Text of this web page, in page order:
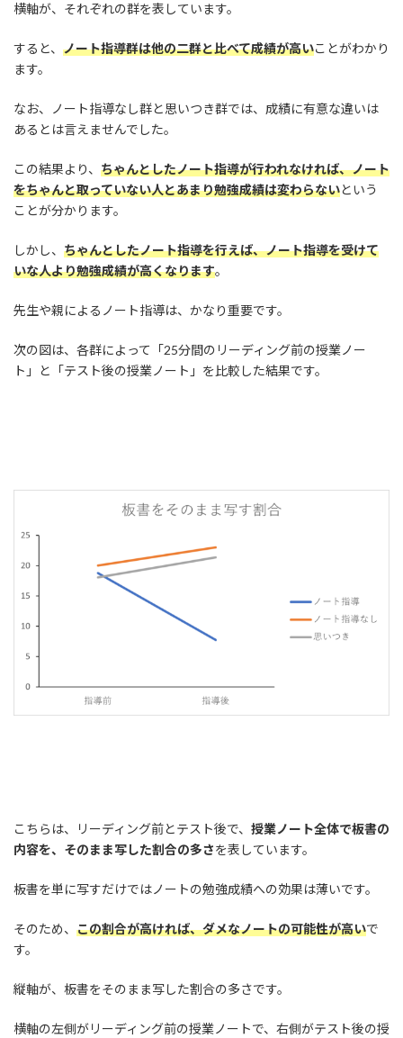
横軸が、それぞれの群を表しています。
すると、 ノート指導群は他の二群と比べて成績が高いことがわかり
ます。
なお、ノート指導なし群と思いつき群では、成績に有意な違いは
あるとは言えませんでした。
この結果より、 ちゃんとしたノート指導が行われなければ、ノート
をちゃんと取っていない人とあまり勉強成績は変わらないという
ことが分かります。
しかし、 ちゃんとしたノート指導を行えば、ノート指導を受けて
いな人より勉強成績が高くなります。
先生や親によるノート指導は、かなり重要です。
次の図は、各群によって「25分間のリーディング前の授業ノー
ト」と「テスト後の授業ノート」を比較した結果です。
こちらは、リーディング前とテスト後で、 授業ノート全体で板書の
内容を、そのまま写した割合の多さを表しています。
板書を単に写すだけではノートの勉強成績への効果は薄いです。
そのため、 この割合が高ければ、ダメなノートの可能性が高いで
す。
縦軸が、板書をそのまま写した割合の多さです。
横軸の左側がリーディング前の授業ノートで、右側がテスト後の授